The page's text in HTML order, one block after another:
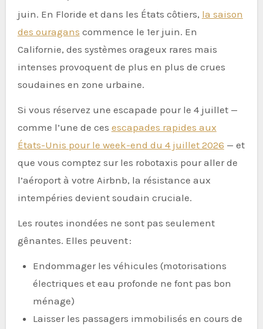
juin. En Floride et dans les États côtiers, la saison
des ouragans commence le 1er juin. En
Californie, des systèmes orageux rares mais
intenses provoquent de plus en plus de crues
soudaines en zone urbaine.
Si vous réservez une escapade pour le 4 juillet —
comme l’une de ces escapades rapides aux
États-Unis pour le week-end du 4 juillet 2026 — et
que vous comptez sur les robotaxis pour aller de
l’aéroport à votre Airbnb, la résistance aux
intempéries devient soudain cruciale.
Les routes inondées ne sont pas seulement
gênantes. Elles peuvent :
Endommager les véhicules (motorisations
électriques et eau profonde ne font pas bon
ménage)
Laisser les passagers immobilisés en cours de